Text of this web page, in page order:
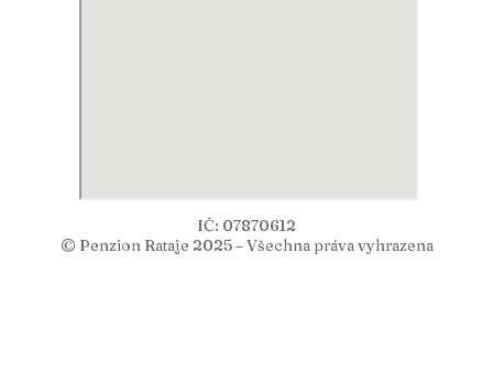
IČ: 07870612
© Penzion Rataje 2025 – Všechna práva vyhrazena